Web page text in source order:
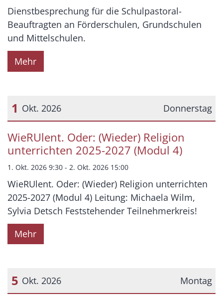
Dienstbesprechung für die Schulpastoral-
Beauftragten an Förderschulen, Grundschulen
und Mittelschulen.
Mehr
Donnerstag
1 Okt. 2026
Datum: 1. Oktober 2026
WieRUlent. Oder: (Wieder) Religion
unterrichten 2025-2027 (Modul 4)
1. Okt. 2026 9:30 - 2. Okt. 2026 15:00
WieRUlent. Oder: (Wieder) Religion unterrichten
2025-2027 (Modul 4) Leitung: Michaela Wilm,
Sylvia Detsch Feststehender Teilnehmerkreis!
Mehr
Montag
5 Okt. 2026